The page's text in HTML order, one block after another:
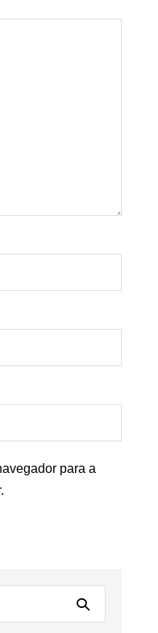
para a